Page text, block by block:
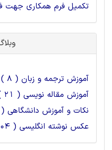
تکمیل فرم همکاری جهت
آموزش ترجمه و زبان ( 8 )
آموزش مقاله نویسی ( 21 )
نکات و آموزش دانشگاهی ( 1 )
عکس نوشته انگلیسی ( 104 )